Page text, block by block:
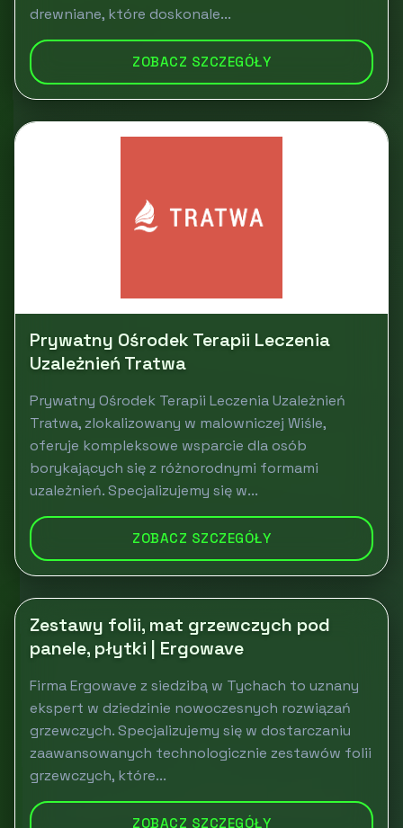
drewniane, które doskonale...
ZOBACZ SZCZEGÓŁY
Prywatny Ośrodek Terapii Leczenia
Uzależnień Tratwa
Prywatny Ośrodek Terapii Leczenia Uzależnień
Tratwa, zlokalizowany w malowniczej Wiśle,
oferuje kompleksowe wsparcie dla osób
borykających się z różnorodnymi formami
uzależnień. Specjalizujemy się w...
ZOBACZ SZCZEGÓŁY
Zestawy folii, mat grzewczych pod
panele, płytki | Ergowave
Firma Ergowave z siedzibą w Tychach to uznany
ekspert w dziedzinie nowoczesnych rozwiązań
grzewczych. Specjalizujemy się w dostarczaniu
zaawansowanych technologicznie zestawów folii
grzewczych, które...
ZOBACZ SZCZEGÓŁY